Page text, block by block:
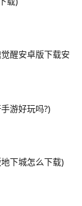
醒安卓版下载安
游好玩吗?)
下城怎么下载)